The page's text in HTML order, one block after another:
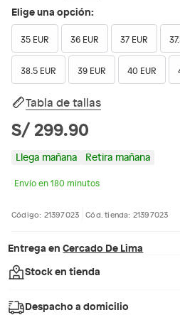
Elige una opción:
35 EUR 36 EUR 37 EUR
38.5 EUR 39 EUR 40 EUR
Tabla de tallas
S/ 299.90
Llega mañana Retira mañana
Envío en 180 minutos
Código: 21397023 Cód. tienda: 21397023
Entrega en Cercado De Lima
Stock en tienda
Despacho a domicilio